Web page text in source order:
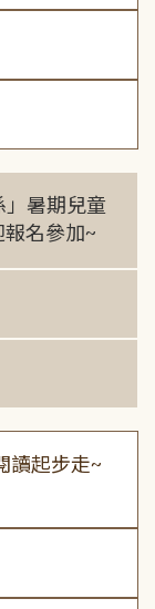
」暑期兒童
名參加~
讀起步走~